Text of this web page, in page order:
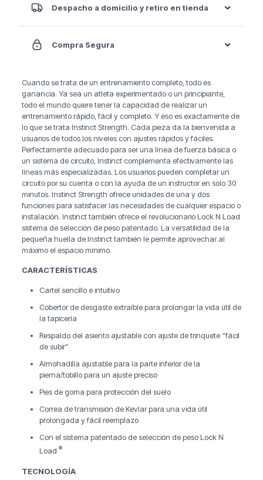
Despacho a domicilio y retiro en tienda
Compra Segura
Cuando se trata de un entrenamiento completo, todo es
ganancia. Ya sea un atleta experimentado o un principiante,
todo el mundo quiere tener la capacidad de realizar un
entrenamiento rápido, fácil y completo. Y eso es exactamente de
lo que se trata Instinct Strength. Cada pieza da la bienvenida a
usuarios de todos los niveles con ajustes rápidos y fáciles.
Perfectamente adecuado para ser una línea de fuerza básica o
un sistema de circuito, Instinct complementa efectivamente las
líneas más especializadas. Los usuarios pueden completar un
circuito por su cuenta o con la ayuda de un instructor en solo 30
minutos. Instinct Strength ofrece unidades de una y dos
funciones para satisfacer las necesidades de cualquier espacio o
instalación. Instinct también ofrece el revolucionario Lock N Load
sistema de selección de peso patentado. La versatilidad de la
pequeña huella de Instinct también le permite aprovechar al
máximo el espacio mínimo.
CARACTERÍSTICAS
Cartel sencillo e intuitivo
Cobertor de desgaste extraíble para prolongar la vida útil de
la tapicería
Respaldo del asiento ajustable con ajuste de trinquete “fácil
de subir”
Almohadilla ajustable para la parte inferior de la
pierna/tobillo para un ajuste preciso
Pies de goma para protección del suelo
Correa de transmisión de Kevlar para una vida útil
prolongada y fácil reemplazo
Con el sistema patentado de selección de peso Lock N
Load ®
TECNOLOGÍA